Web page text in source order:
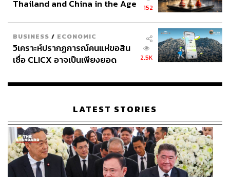
Thailand and China in the Age
152
BUSINESS / ECONOMIC
วิเคราะห์ปรากฏการณ์คนแห่ขอสิน
เชื่อ CLICX อาจเป็นเพียงยอด
เรือนไทยที่ถูกซุกไว้
2.5K
LATEST STORIES